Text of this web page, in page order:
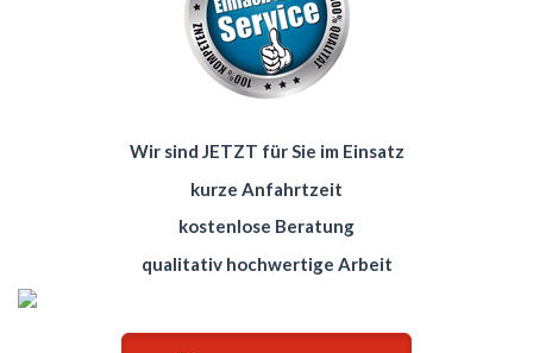
Wir sind JETZT für Sie im Einsatz
kurze Anfahrtzeit
kostenlose Beratung
qualitativ hochwertige Arbeit